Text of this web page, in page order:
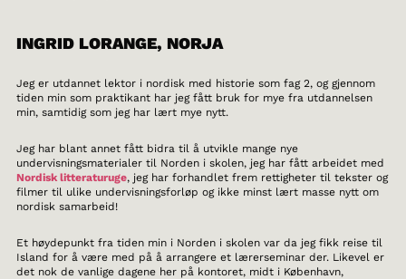
INGRID LORANGE, NORJA
Jeg er utdannet lektor i nordisk med historie som fag 2, og gjennom
tiden min som praktikant har jeg fått bruk for mye fra utdannelsen
min, samtidig som jeg har lært mye nytt.
Jeg har blant annet fått bidra til å utvikle mange nye
undervisningsmaterialer til Norden i skolen, jeg har fått arbeidet med
Nordisk litteraturuge, jeg har forhandlet frem rettigheter til tekster og
filmer til ulike undervisningsforløp og ikke minst lært masse nytt om
nordisk samarbeid!
Et høydepunkt fra tiden min i Norden i skolen var da jeg fikk reise til
Island for å være med på å arrangere et lærerseminar der. Likevel er
det nok de vanlige dagene her på kontoret, midt i København,